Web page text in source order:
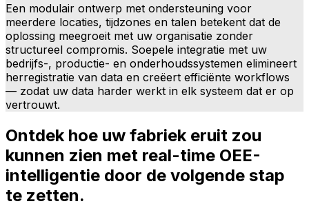
Een modulair ontwerp met ondersteuning voor
meerdere locaties, tijdzones en talen betekent dat de
oplossing meegroeit met uw organisatie zonder
structureel compromis. Soepele integratie met uw
bedrijfs-, productie- en onderhoudssystemen elimineert
herregistratie van data en creëert efficiënte workflows
— zodat uw data harder werkt in elk systeem dat er op
vertrouwt.
Ontdek hoe uw fabriek eruit zou
kunnen zien met real-time OEE-
intelligentie door de volgende stap
te zetten.